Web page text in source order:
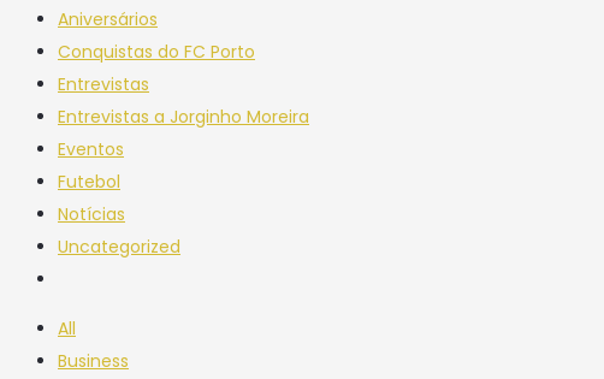
Aniversários
Conquistas do FC Porto
Entrevistas
Entrevistas a Jorginho Moreira
Eventos
Futebol
Notícias
Uncategorized
All
Business